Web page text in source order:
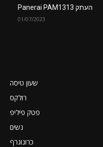
העתק Panerai PAM1313
01/07/2023
שעון טיסה
רולקס
פטק פיליפ
נשים
כרונוגרף